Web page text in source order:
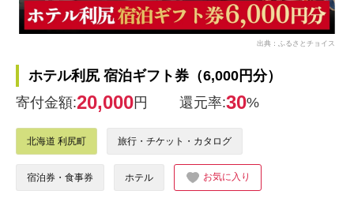
出典：ふるさとチョイス
ホテル利尻 宿泊ギフト券（6,000円分）
寄付金額:20,000円 還元率:30%
北海道 利尻町 旅行・チケット・カタログ
宿泊券・食事券 ホテル お気に入り